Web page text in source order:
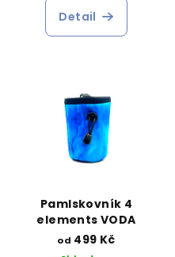
Detail
Pamlskovník 4
elements VODA
od 499 Kč